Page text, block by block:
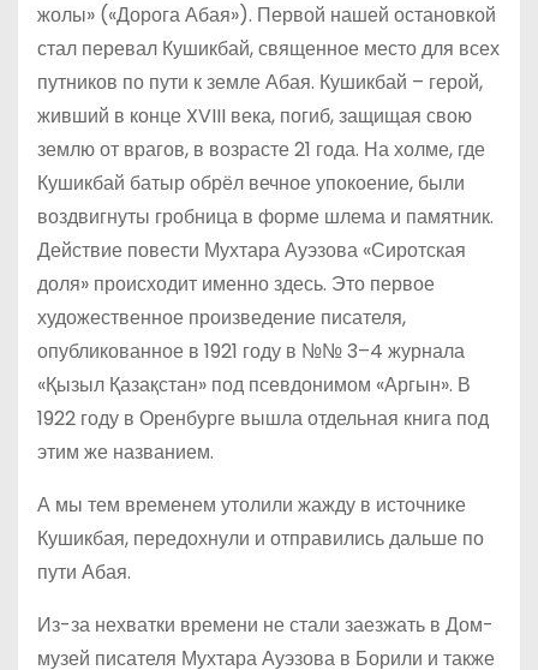
жолы» («Дорога Абая»). Первой нашей остановкой
стал перевал Кушикбай, священное место для всех
путников по пути к земле Абая. Кушикбай – герой,
живший в конце XVIII века, погиб, защищая свою
землю от врагов, в возрасте 21 года. На холме, где
Кушикбай батыр обрёл вечное упокоение, были
воздвигнуты гробница в форме шлема и памятник.
Действие повести Мухтара Ауэзова «Сиротская
доля» происходит именно здесь. Это первое
художественное произведение писателя,
опубликованное в 1921 году в №№ 3–4 журнала
«Қызыл Қазақстан» под псевдонимом «Аргын». В
1922 году в Оренбурге вышла отдельная книга под
этим же названием.
А мы тем временем утолили жажду в источнике
Кушикбая, передохнули и отправились дальше по
пути Абая.
Из-за нехватки времени не стали заезжать в Дом-
музей писателя Мухтара Ауэзова в Борили и также